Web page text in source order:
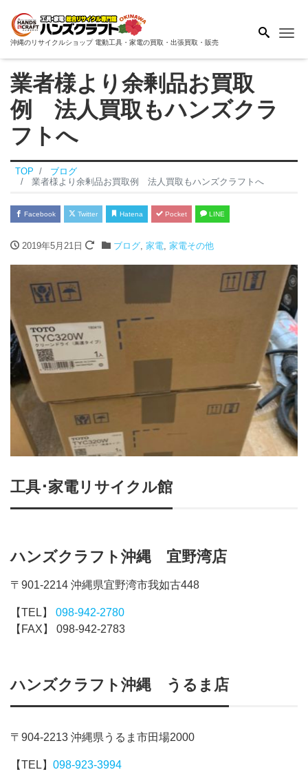
沖縄のリサイクルショップ 電動工具・家電の買取・出張買取・販売
業者様より余剰品お買取
例 法人買取もハンズクラ
フトへ
TOP
ブログ
業者様より余剰品お買取例 法人買取もハンズクラフトへ
Facebook Twitter Hatena Pocket LINE
2019年5月21日 ブログ, 家電, 家電その他
工具･家電リサイクル館
ハンズクラフト沖縄 宜野湾店
〒901-2214 沖縄県宜野湾市我如古448
【TEL】 098-942-2780
【FAX】 098-942-2783
ハンズクラフト沖縄 うるま店
〒904-2213 沖縄県うるま市田場2000
【TEL】 098-923-3994